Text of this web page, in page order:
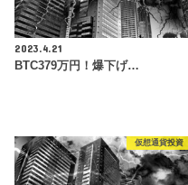
2023.4.21
BTC379万円！爆下げ…
仮想通貨投資